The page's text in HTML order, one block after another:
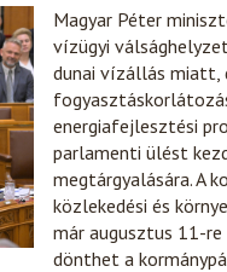
Magyar Péter
vízügyi
dunai vízállás miatt,
energiafejlesztési
parlamenti ülést
megtárgyalására. A
közlekedési és
már augusztus 11-
dönthet a